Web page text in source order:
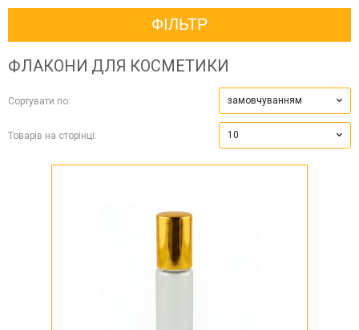
ФІЛЬТР
ФЛАКОНИ ДЛЯ КОСМЕТИКИ
Сортувати по: замовчуванням
Товарів на сторінці: 10